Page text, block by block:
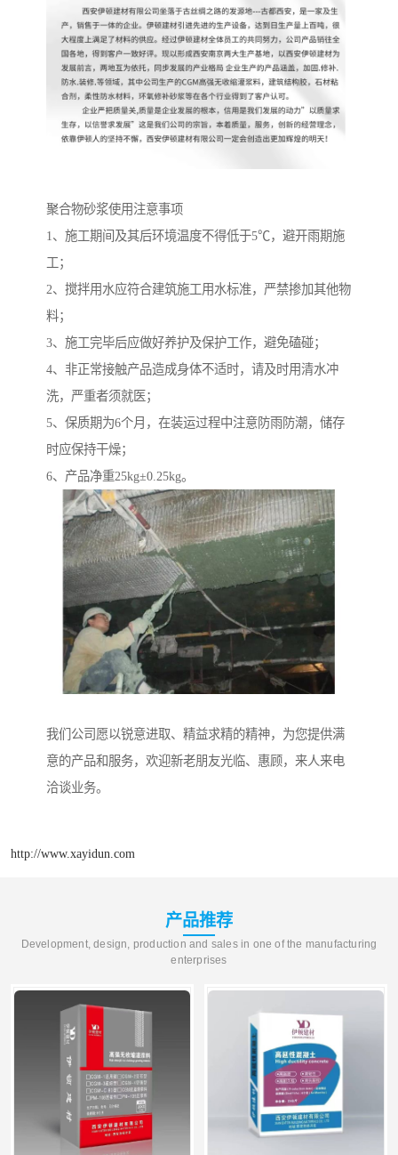
聚合物砂浆使用注意事项
1、施工期间及其后环境温度不得低于5℃，避开雨期施
工；
2、搅拌用水应符合建筑施工用水标准，严禁掺加其他物
料；
3、施工完毕后应做好养护及保护工作，避免磕碰；
4、非正常接触产品造成身体不适时，请及时用清水冲
洗，严重者须就医；
5、保质期为6个月，在装运过程中注意防雨防潮，储存
时应保持干燥；
6、产品净重25kg±0.25kg。
我们公司愿以锐意进取、精益求精的精神，为您提供满
意的产品和服务，欢迎新老朋友光临、惠顾，来人来电
洽谈业务。
http://www.xayidun.com
产品推荐
Development, design, production and sales in one of the manufacturing
enterprises